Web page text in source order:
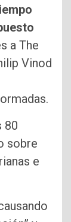
a The
Vinod
80
sobre
e